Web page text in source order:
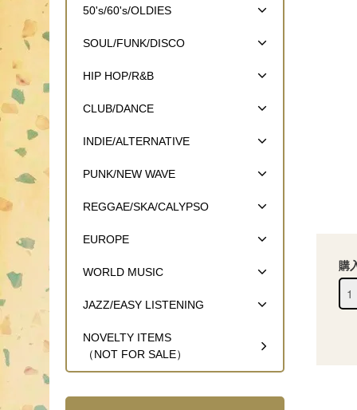
購
50's/60's/OLDIES
SOUL/FUNK/DISCO
HIP HOP/R&B
CLUB/DANCE
INDIE/ALTERNATIVE
PUNK/NEW WAVE
REGGAE/SKA/CALYPSO
EUROPE
WORLD MUSIC
JAZZ/EASY LISTENING
NOVELTY ITEMS
（NOT FOR SALE）